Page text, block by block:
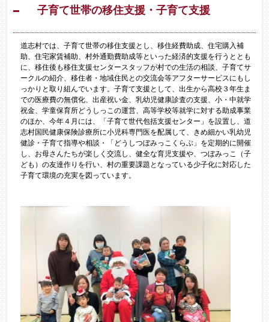
子育て世帯の移住支援・子育て支援
道志村では、子育て世帯の移住支援とし、移住経費助成、住宅購入補
助、住宅家賃補助、村外通勤費助成等といった経済的支援を行うととも
に、移住後も移住支援センタースタッフが村での生活の相談、子育てサ
ークルの紹介、移住者・地域住民との交流会等アフターサービスにもし
っかりと取り組んでいます。子育て支援として、出生から高校３年生ま
での医療費の無償化、出産祝い金、乳幼児健康診査の支援、小・中就学
祝金、学童保育所どうしっこの運営、高等学校等就学に対する助成事業
のほか、今年４月には、「子育て世代包括支援センター」を設置し、道
志村国民健康保険診療所に小児科専門医を配属して、きめ細かい乳幼児
健診・子育て指導や相談・「どうしつぼみっこくらぶ」を定期的に開催
し、お母さんたちが楽しく交流し、健全な育児支援や、つぼみっこ（子
ども）の友達作りを行い、村の重要課題となっている少子化に対応した
子育て環境の充実を図っています。